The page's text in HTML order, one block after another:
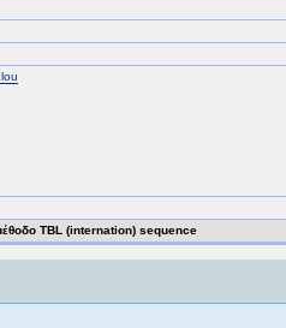
TBL (internation) sequence